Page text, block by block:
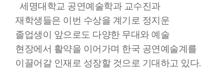
세명대학교 공연예술학과 교수진과
재학생들은 이번 수상을 계기로 정지운
졸업생이 앞으로도 다양한 무대와 예술
현장에서 활약을 이어가며 한국 공연예술계를
이끌어갈 인재로 성장할 것으로 기대하고 있다.